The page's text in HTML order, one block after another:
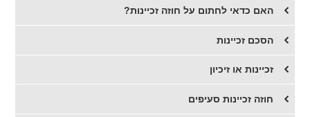
האם כדאי לחתום על חוזה זכיינות?
​הסכם זכיינות
​זכיינות או זיכיון
חוזה זכיינות סעיפים